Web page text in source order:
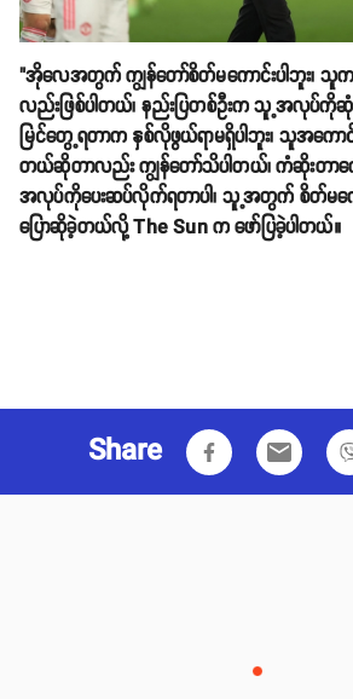
"အိုလေအတွက် ကျွန်တော်စိတ်မကောင်းပါဘူး၊ သူ
လည်းဖြစ်ပါတယ်၊ နည်းပြတစ်ဦးက သူ့အလုပ်ကိုဆုံ
မြင်တွေ့ရတာက နှစ်လိုဖွယ်ရာမရှိပါဘူး၊ သူအကောင်
တယ်ဆိုတာလည်း ကျွန်တော်သိပါတယ်၊ ကံဆိုးတ
အလုပ်ကိုပေးဆပ်လိုက်ရတာပါ၊ သူ့အတွက် စိတ်မကေ
ပြောဆိုခဲ့တယ်လို့ The Sun က ဖော်ပြခဲ့ပါတယ်။
Share email